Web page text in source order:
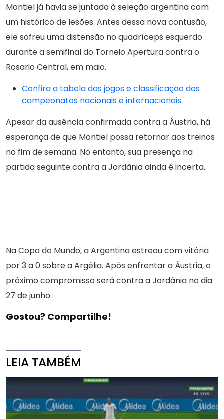
Montiel já havia se juntado à seleção argentina com
um histórico de lesões. Antes dessa nova contusão,
ele sofreu uma distensão no quadríceps esquerdo
durante a semifinal do Torneio Apertura contra o
Rosario Central, em maio.
Confira a tabela dos jogos e classificação dos
campeonatos nacionais e internacionais.
Apesar da ausência confirmada contra a Áustria, há
esperança de que Montiel possa retornar aos treinos
no fim de semana. No entanto, sua presença na
partida seguinte contra a Jordânia ainda é incerta.
Na Copa do Mundo, a Argentina estreou com vitória
por 3 a 0 sobre a Argélia. Após enfrentar a Áustria, o
próximo compromisso será contra a Jordânia no dia
27 de junho.
Gostou? Compartilhe!
LEIA TAMBÉM